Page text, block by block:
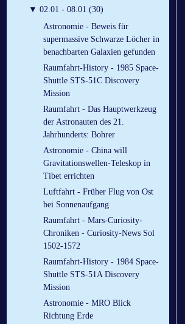
▼ 02.01 - 08.01 (30)
Astronomie - Beweis für
supermassive Schwarze Löcher in
benachbarten Galaxien gefunden
Raumfahrt-History - 1985 Space-
Shuttle STS-51C Discovery
Mission
Raumfahrt - Das Hauptwerkzeug
der Astronauten des 21.
Jahrhunderts: Bohrer
Astronomie - China will
Gravitationswellen-Teleskop in
Tibet errichten
Luftfahrt - Früher Flug von Ost
bei Sonnenaufgang
Raumfahrt - Mars-Curiosity-
Chroniken - Curiosity-News Sol
1502-1572
Raumfahrt-History - 1984 Space-
Shuttle STS-51A Discovery
Mission
Astronomie - MRO Blick
Richtung Erde